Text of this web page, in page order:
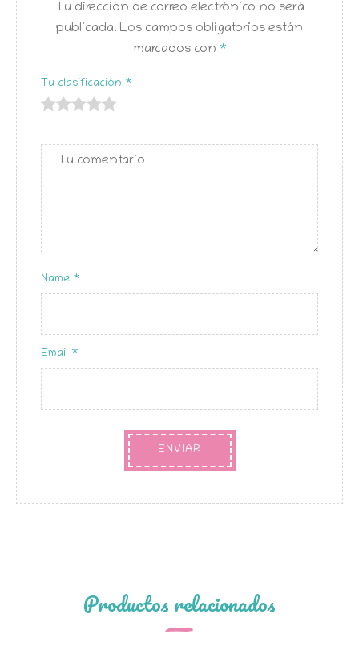
Tu dirección de correo electrónico no será
publicada. Los campos obligatorios están
marcados con *
Tu clasificación *
5
estrellas
estrellas
estrellas
estrellas
estrellas
Name *
Email *
Productos relacionados